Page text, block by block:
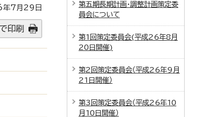
7月29日
印刷
第五期長期計画・調整計画策定委
員会について
第1回策定委員会(平成26年8月
20日開催)
第2回策定委員会（平成26年9月
21日開催）
第3回策定委員会（平成26年10
月10日開催）